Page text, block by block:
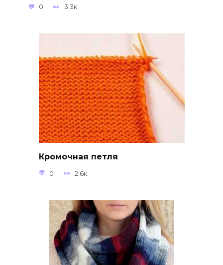
0 3.3к.
Кромочная петля
0 2.6к.